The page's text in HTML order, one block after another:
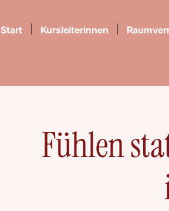
Start Kursleiterinnen
Fühlen